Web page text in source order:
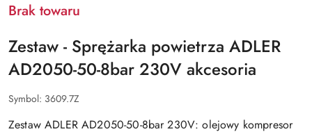
Brak towaru
Zestaw - Sprężarka powietrza ADLER
AD2050-50-8bar 230V akcesoria
Symbol: 3609.7Z
Zestaw ADLER AD2050-50-8bar 230V: olejowy kompresor